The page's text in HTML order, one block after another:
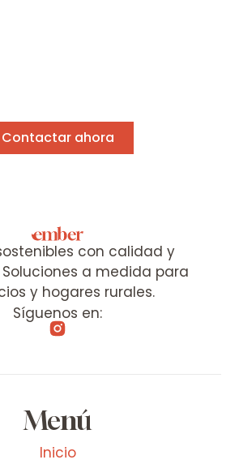
Contactar ahora
con calidad y
a medida para
y hogares rurales.
Síguenos en:
Menú
Inicio